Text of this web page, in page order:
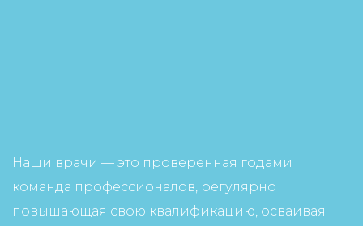
Наши врачи — это проверенная годами
команда профессионалов, регулярно
повышающая свою квалификацию, осваивая